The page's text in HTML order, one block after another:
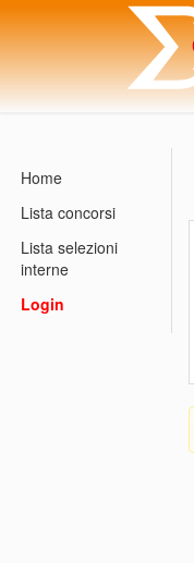
Home
Lista concorsi
Lista selezioni
interne
Login